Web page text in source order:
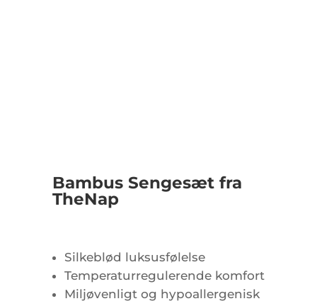
Bambus Sengesæt fra
TheNap
Silkeblød luksusfølelse
Temperaturregulerende komfort
Miljøvenligt og hypoallergenisk